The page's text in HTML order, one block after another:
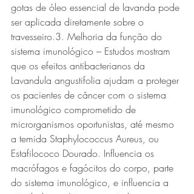
gotas de óleo essencial de lavanda pode
ser aplicada diretamente sobre o
travesseiro.3. Melhoria da função do
sistema imunológico – Estudos mostram
que os efeitos antibacterianos da
Lavandula angustifolia ajudam a proteger
os pacientes de câncer com o sistema
imunológico comprometido de
microrganismos oportunistas, até mesmo
a temida Staphylococcus Aureus, ou
Estafilococo Dourado. Influencia os
macrófagos e fagócitos do corpo, parte
do sistema imunológico, e influencia a